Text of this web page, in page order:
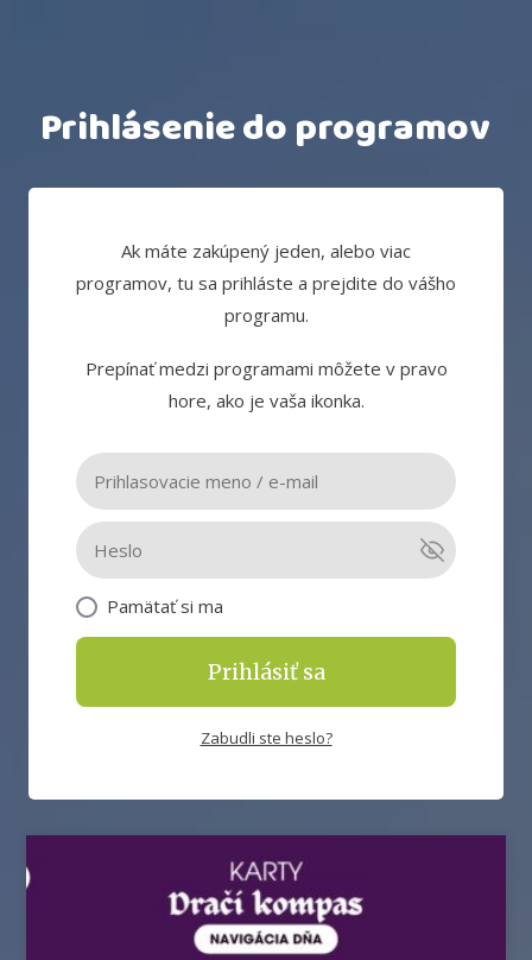
Prihlásenie do programov
Ak máte zakúpený jeden, alebo viac
programov, tu sa prihláste a prejdite do vášho
programu.
Prepínať medzi programami môžete v pravo
hore, ako je vaša ikonka.
Pamätať si ma
Prihlásiť sa
Zabudli ste heslo?